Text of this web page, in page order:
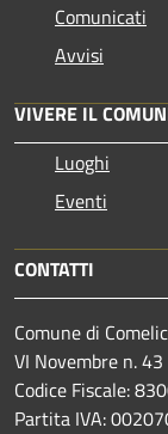
Comunicati
Avvisi
VIVERE IL
Luoghi
Eventi
CONTATTI
Comune di
VI Novembre n.
Codice Fiscale:
Partita IVA: